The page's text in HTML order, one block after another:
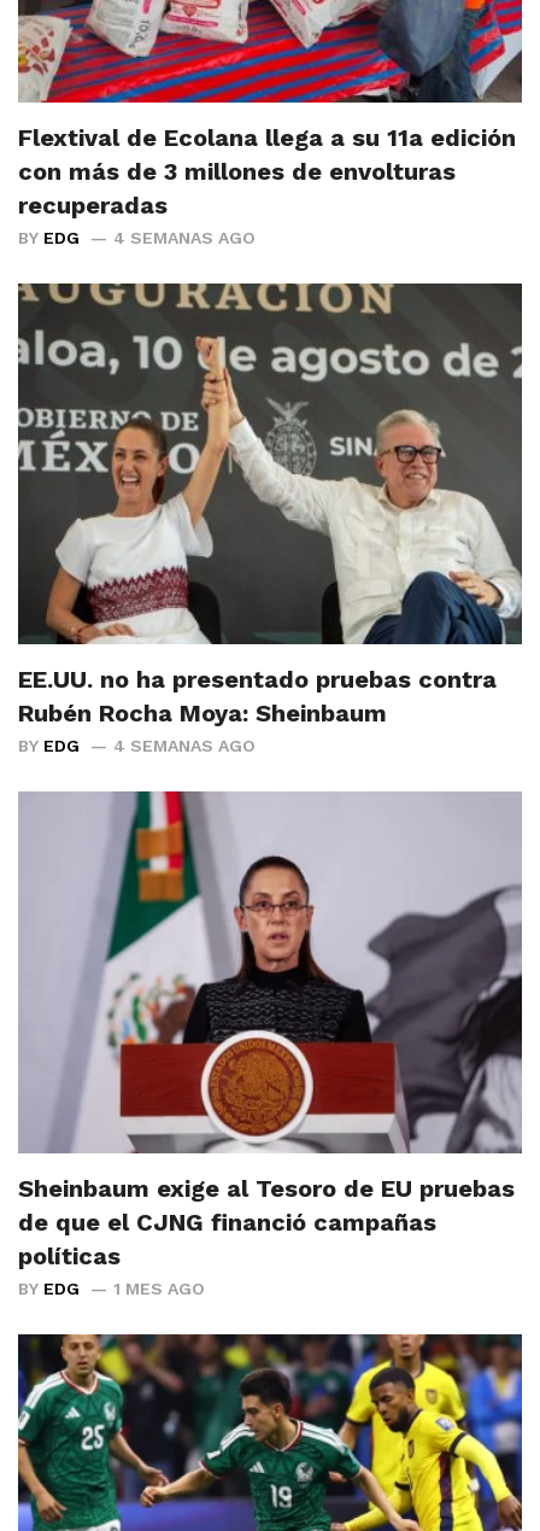
Flextival de Ecolana llega a su 11a edición
con más de 3 millones de envolturas
recuperadas
BY EDG 4 SEMANAS AGO
EE.UU. no ha presentado pruebas contra
Rubén Rocha Moya: Sheinbaum
BY EDG 4 SEMANAS AGO
Sheinbaum exige al Tesoro de EU pruebas
de que el CJNG financió campañas
políticas
BY EDG 1 MES AGO